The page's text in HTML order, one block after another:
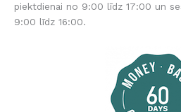
piektdienai no 9:00 līdz 17:00 un
9:00 līdz 16:00.